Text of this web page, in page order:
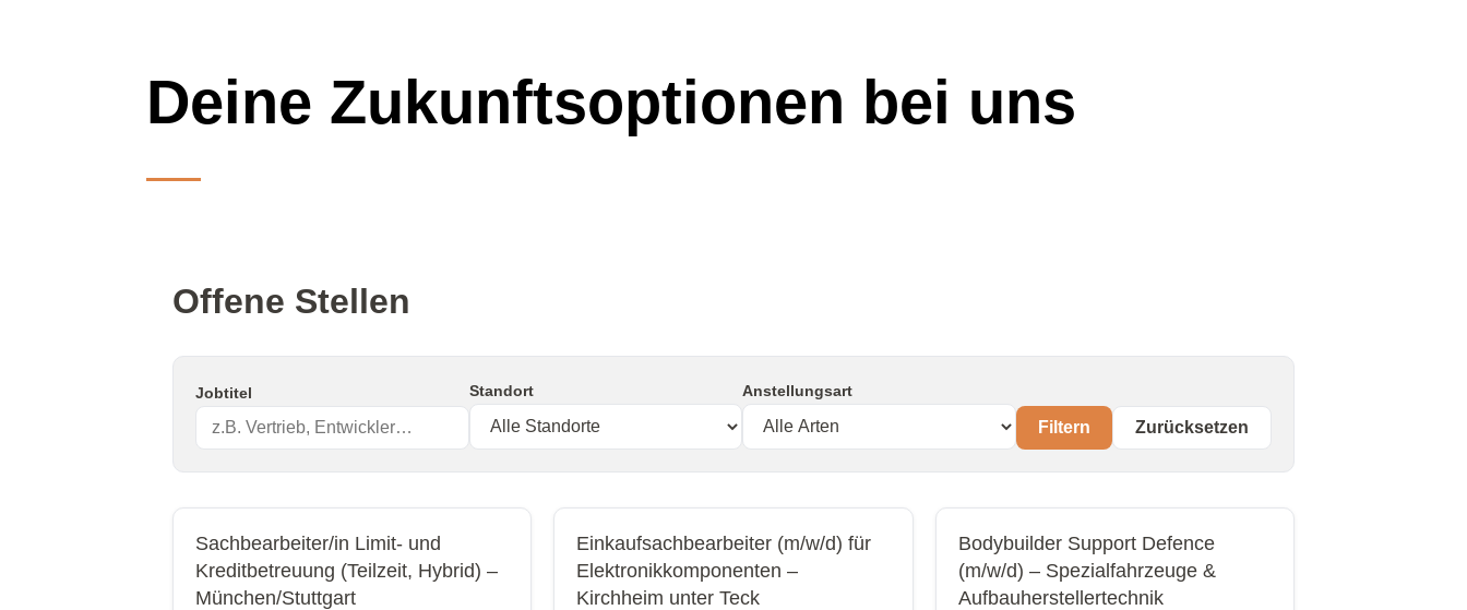
Deine Zukunftsoptionen bei uns
Offene Stellen
Jobtitel Standort Anstellungsart
Filtern Zurücksetzen
Sachbearbeiter/in Limit- und
Kreditbetreuung (Teilzeit, Hybrid) –
München/Stuttgart
Einkaufsachbearbeiter (m/w/d) für
Elektronikkomponenten –
Kirchheim unter Teck
Bodybuilder Support Defence
(m/w/d) – Spezialfahrzeuge &
Aufbauherstellertechnik